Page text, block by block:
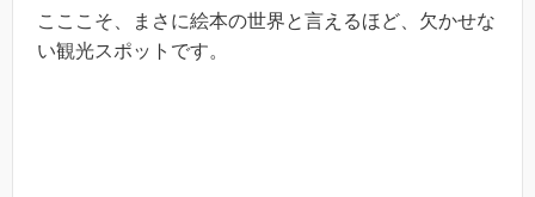
こここそ、まさに絵本の世界と言えるほど、欠かせな
い観光スポットです。